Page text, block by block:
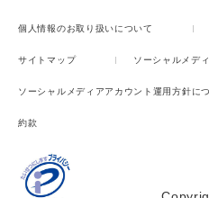
個人情報のお取り扱いについて
サイトマップ ソーシャルメデ
ソーシャルメディアアカウント運用方針に
約款